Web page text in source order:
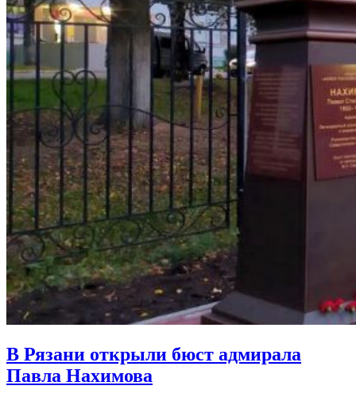
В Рязани открыли бюст адмирала
Павла Нахимова